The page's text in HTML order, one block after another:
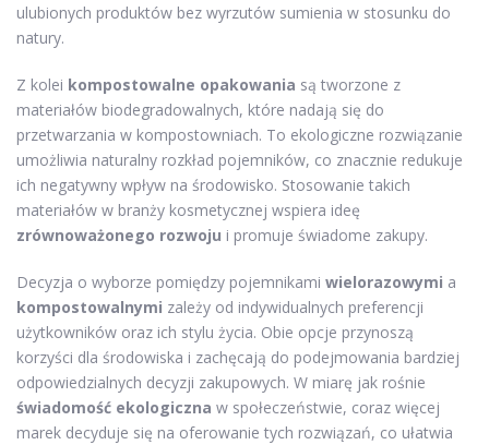
ulubionych produktów bez wyrzutów sumienia w stosunku do
natury.
Z kolei kompostowalne opakowania są tworzone z
materiałów biodegradowalnych, które nadają się do
przetwarzania w kompostowniach. To ekologiczne rozwiązanie
umożliwia naturalny rozkład pojemników, co znacznie redukuje
ich negatywny wpływ na środowisko. Stosowanie takich
materiałów w branży kosmetycznej wspiera ideę
zrównoważonego rozwoju i promuje świadome zakupy.
Decyzja o wyborze pomiędzy pojemnikami wielorazowymi a
kompostowalnymi zależy od indywidualnych preferencji
użytkowników oraz ich stylu życia. Obie opcje przynoszą
korzyści dla środowiska i zachęcają do podejmowania bardziej
odpowiedzialnych decyzji zakupowych. W miarę jak rośnie
świadomość ekologiczna w społeczeństwie, coraz więcej
marek decyduje się na oferowanie tych rozwiązań, co ułatwia